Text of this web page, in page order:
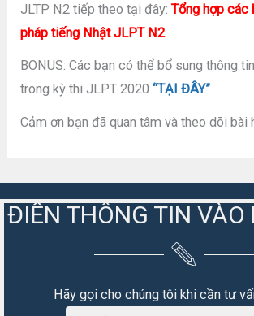
JLTP N2 tiếp theo tại đây:Tổng hợp các
pháp tiếng Nhật JLPT N2
BONUS: Các bạn có thể bổ sung thông
trong kỳ thi JLPT 2020“TẠI ĐÂY”
Cảm ơn bạn đã quan tâm và theo dõi bài
ĐIỀN THÔNG TIN VÀO
Hãy gọi cho chúng tôi khi cần tư